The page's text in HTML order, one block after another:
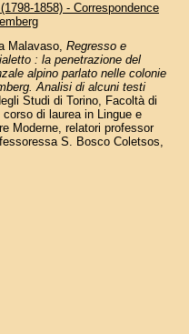
1858) - Correspondence
Malavaso, Regresso e
: la penetrazione del
alpino parlato nelle colonie
Analisi di alcuni testi
Studi di Torino, Facoltà di
di laurea in Lingue e
Moderne, relatori professor
S. Bosco Coletsos,